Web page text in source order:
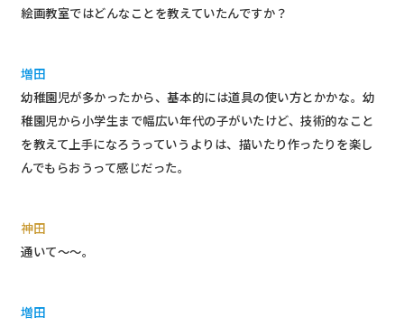
絵画教室ではどんなことを教えていたんですか？
増田
幼稚園児が多かったから、基本的には道具の使い方とかかな。幼
稚園児から小学生まで幅広い年代の子がいたけど、技術的なこと
を教えて上手になろうっていうよりは、描いたり作ったりを楽し
んでもらおうって感じだった。
神田
通いて〜〜。
増田